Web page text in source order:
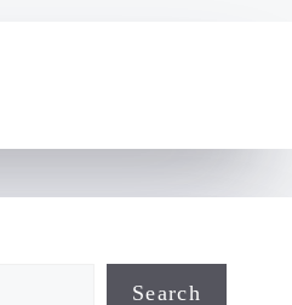
Search